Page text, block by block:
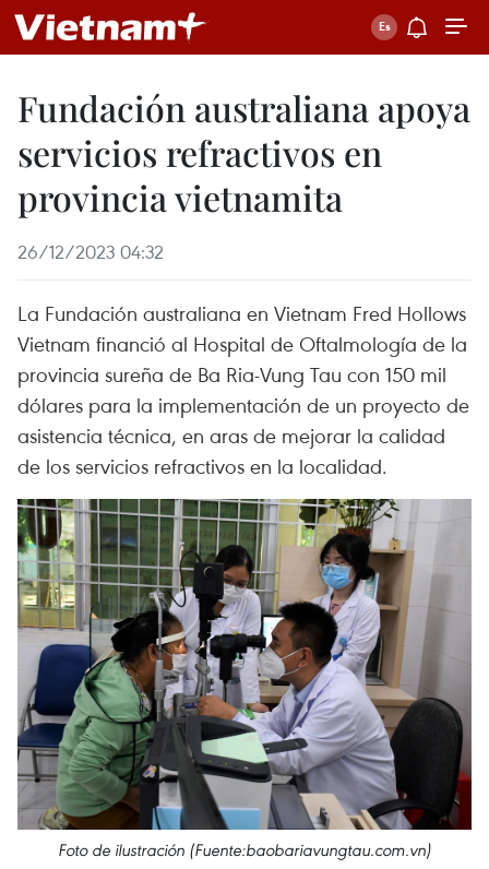
Fundación australiana apoya
servicios refractivos en
provincia vietnamita
26/12/2023 04:32
La Fundación australiana en Vietnam Fred Hollows
Vietnam financió al Hospital de Oftalmología de la
provincia sureña de Ba Ria-Vung Tau con 150 mil
dólares para la implementación de un proyecto de
asistencia técnica, en aras de mejorar la calidad
de los servicios refractivos en la localidad.
Foto de ilustración (Fuente:baobariavungtau.com.vn)